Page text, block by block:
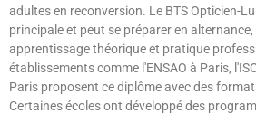
adultes en reconversion. Le BTS Opticien-
principale et peut se préparer en
apprentissage théorique et pratique
établissements comme l'ENSAO à Paris,
Paris proposent ce diplôme avec des
Certaines écoles ont développé des